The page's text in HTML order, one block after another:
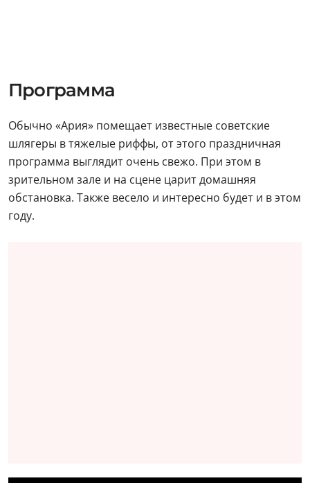
Программа
Обычно «Ария» помещает известные советские
шлягеры в тяжелые риффы, от этого праздничная
программа выглядит очень свежо. При этом в
зрительном зале и на сцене царит домашняя
обстановка. Также весело и интересно будет и в этом
году.